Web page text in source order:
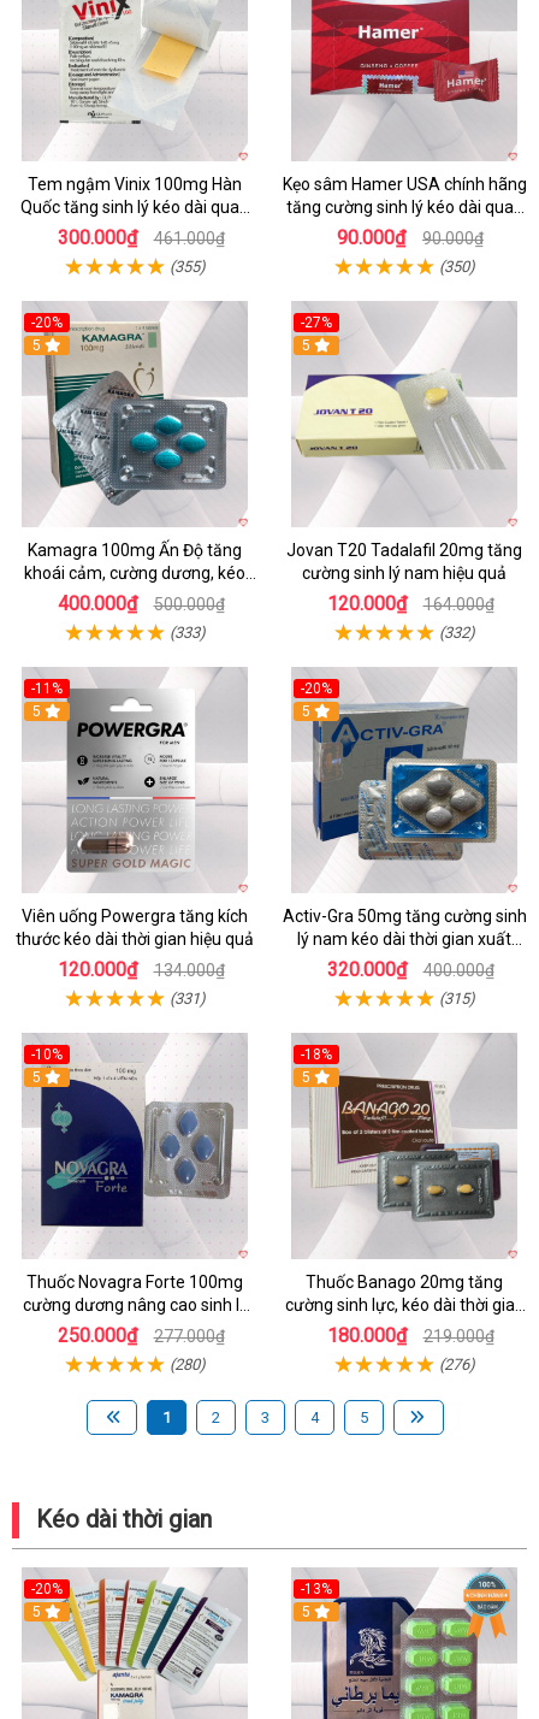
Tem ngậm Vinix 100mg Hàn
Quốc tăng sinh lý kéo dài quan
hệ hiệu quả
300.000₫ 461.000₫
(355)
Kẹo sâm Hamer USA chính hãng
tăng cường sinh lý kéo dài quan
hệ
90.000₫ 90.000₫
(350)
-20%
5
Kamagra 100mg Ấn Độ tăng
khoái cảm, cường dương, kéo
dài quan hệ
400.000₫ 500.000₫
(333)
-27%
5
Jovan T20 Tadalafil 20mg tăng
cường sinh lý nam hiệu quả
120.000₫ 164.000₫
(332)
-11%
Hot
5
Viên uống Powergra tăng kích
thước kéo dài thời gian hiệu quả
120.000₫ 134.000₫
(331)
-20%
5
Activ-Gra 50mg tăng cường sinh
lý nam kéo dài thời gian xuất
tinh sớm
320.000₫ 400.000₫
(315)
-10%
Hot
5
Thuốc Novagra Forte 100mg
cường dương nâng cao sinh lý
an toàn hiệu quả
250.000₫ 277.000₫
(280)
-18%
5
Thuốc Banago 20mg tăng
cường sinh lực, kéo dài thời gian
xuất tinh, trị rối loạn cương
dương
180.000₫ 219.000₫
(276)
1 2 3 4 5
Kéo dài thời gian
-20%
5
-13%
Hot
5